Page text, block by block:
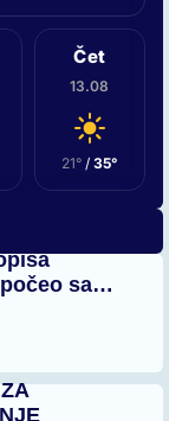
Čet
13.08
21°/ 35°
sa…